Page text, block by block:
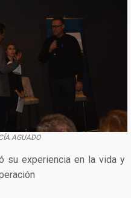
su experiencia en la vida y